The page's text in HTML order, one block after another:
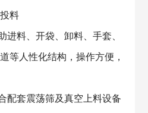
料
进料、开袋、卸料、手套、
等人性化结构，操作方便，
配套震荡筛及真空上料设备